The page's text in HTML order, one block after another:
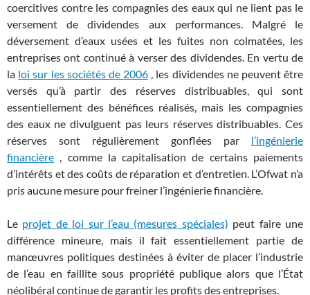
coercitives contre les compagnies des eaux qui ne lient pas le
versement de dividendes aux performances. Malgré le
déversement d’eaux usées et les fuites non colmatées, les
entreprises ont continué à verser des dividendes. En vertu de
la loi sur les sociétés de 2006 , les dividendes ne peuvent être
versés qu’à partir des réserves distribuables, qui sont
essentiellement des bénéfices réalisés, mais les compagnies
des eaux ne divulguent pas leurs réserves distribuables. Ces
réserves sont régulièrement gonflées par l’ingénierie
financière , comme la capitalisation de certains paiements
d’intérêts et des coûts de réparation et d’entretien. L’Ofwat n’a
pris aucune mesure pour freiner l’ingénierie financière.
Le projet de loi sur l’eau (mesures spéciales) peut faire une
différence mineure, mais il fait essentiellement partie de
manœuvres politiques destinées à éviter de placer l’industrie
de l’eau en faillite sous propriété publique alors que l’État
néolibéral continue de garantir les profits des entreprises.